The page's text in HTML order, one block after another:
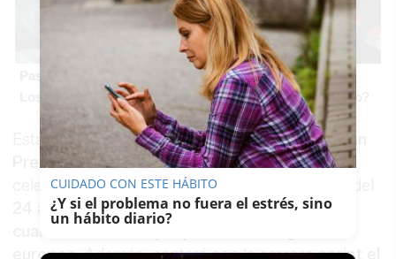
Pasaportes que abren puertas
Los pasaportes más poderosos del mundo, ¿está el tuyo?
Esta nueva iniciativa llega en la antesala delGran
Premio de España de MotoGP 2026, que se
celebrará en elCircuito de Jerez-Ángel Nieto
24 al 26 de abril de 2026. La prueba será la
cuarta del mundial
europea. Además, contará con lacarrera sprint el
CUIDADO CON ESTE HÁBITO
¿Y si el problema no fuera el estrés, sino
un hábito diario?